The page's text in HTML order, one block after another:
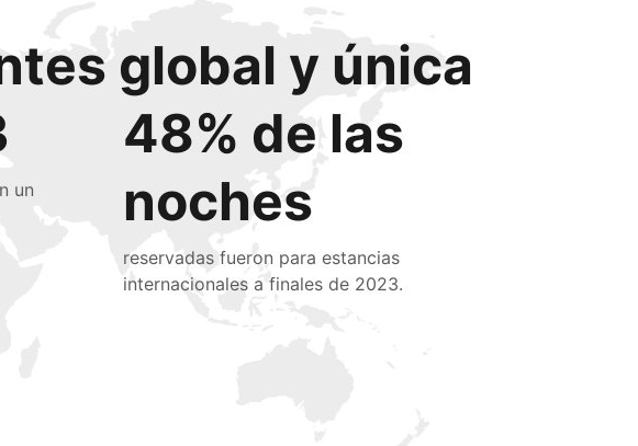
global y única
un
48% de las
noches
reservadas fueron para estancias
internacionales a finales de 2023.